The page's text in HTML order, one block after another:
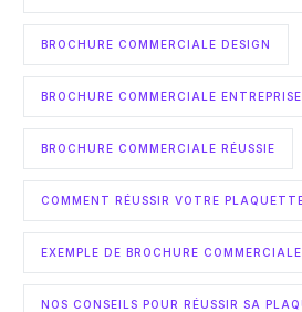
BROCHURE COMMERCIALE DESIGN
BROCHURE COMMERCIALE ENTREPRISE
BROCHURE COMMERCIALE RÉUSSIE
COMMENT RÉUSSIR VOTRE
EXEMPLE DE BROCHURE COMMERCIALE
NOS CONSEILS POUR RÉUSSIR SA